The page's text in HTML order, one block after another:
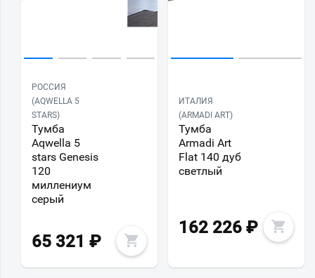
РОССИЯ
(AQWELLA 5
STARS)
Тумба
Aqwella 5
stars Genesis
120
миллениум
серый
65 321 ₽
ИТАЛИЯ
(ARMADI ART)
Тумба
Armadi Art
Flat 140 дуб
светлый
162 226 ₽